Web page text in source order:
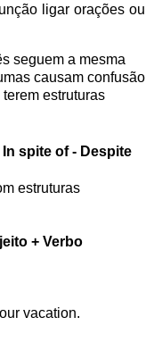
ligar orações ou
seguem a mesma
causam confusão
estruturas
spite of - Despite
estruturas
+ Verbo
vacation.